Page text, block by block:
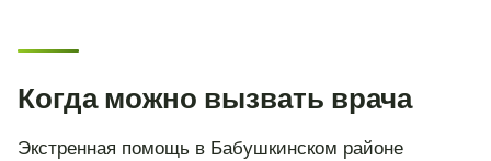
Когда можно вызвать врача
Экстренная помощь в Бабушкинском районе